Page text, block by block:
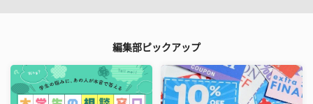
編集部ピックアップ